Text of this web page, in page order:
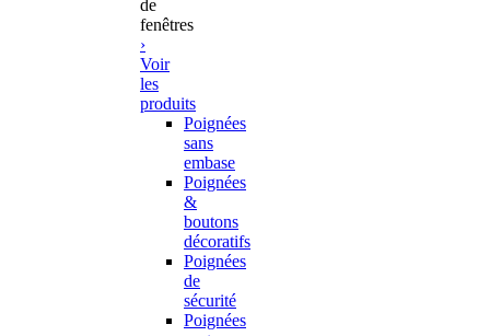
de
fenêtres
›
Voir
les
produits
Poignées
sans
embase
Poignées
&
boutons
décoratifs
Poignées
de
sécurité
Poignées